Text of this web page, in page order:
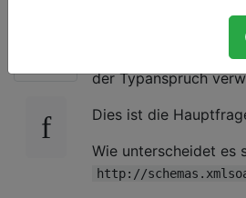
http://
der Typanspruch
Dies ist die
Wie unterscheidet es
http://